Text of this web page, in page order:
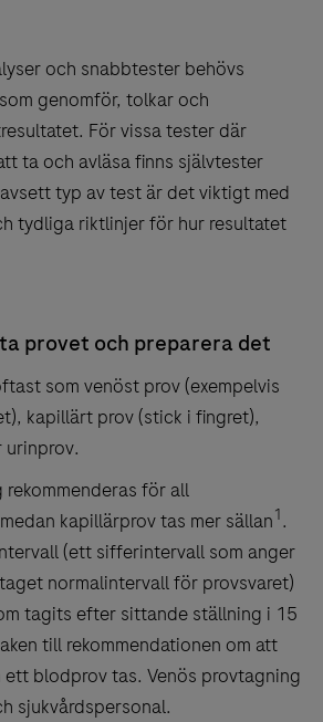
och snabbtester behövs
genomför, tolkar och
För vissa tester där
ta och avläsa finns självtester
typ av test är det viktigt med
tydliga riktlinjer för hur resultatet
provet och preparera det
som venöst prov (exempelvis
kapillärt prov (stick i fingret),
urinprov.
för all
kapillärprov tas mer sällan1.
(ett sifferintervall som anger
normalintervall för provsvaret)
tagits efter sittande ställning i 15
till rekommendationen om att
ett blodprov tas. Venös provtagning
sjukvårdspersonal.